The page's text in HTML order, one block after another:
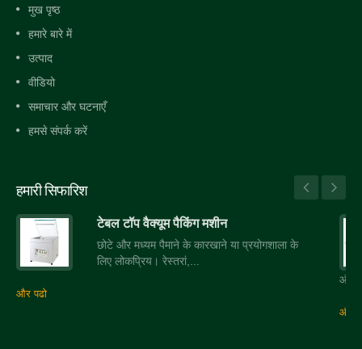
मुख पृष्ठ
हमारे बारे में
उत्पाद
वीडियो
समाचार और घटनाएँ
हमसे संपर्क करें
हमारी सिफारिश
टेबल टॉप वैक्यूम पैकिंग मशीन
छोटे और मध्यम पैमाने के कारखाने या प्रयोगशाला के
लिए लोकप्रिय। रेस्तरां,...
और पढो
और
और